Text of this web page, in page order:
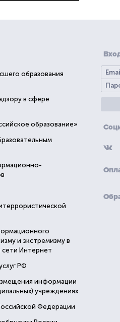
образования
в сфере
образование»
и экстремизму в
сети Интернет
РФ
информации
учреждениях
Федерации